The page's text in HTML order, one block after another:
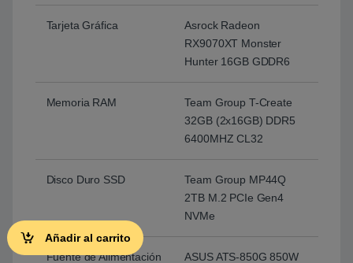
Añadir al carrito
Tarjeta Gráfica
Asrock Radeon
RX9070XT Monster
Hunter 16GB GDDR6
Memoria RAM
Team Group T-Create
32GB (2x16GB) DDR5
6400MHZ CL32
Disco Duro SSD
Team Group MP44Q
2TB M.2 PCIe Gen4
NVMe
Fuente de Alimentación ASUS ATS-850G 850W